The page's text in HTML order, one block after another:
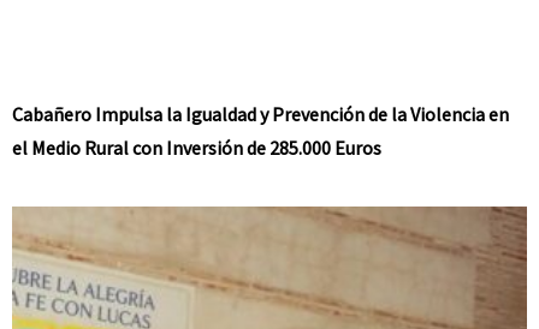
Cabañero Impulsa la Igualdad y Prevención de la Violencia en
el Medio Rural con Inversión de 285.000 Euros